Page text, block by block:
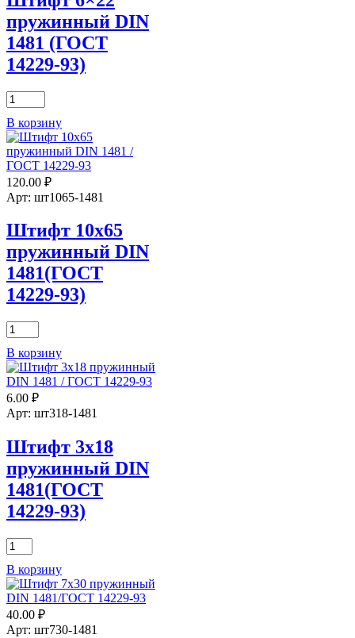
пружинный DIN
1481 (ГОСТ
14229-93)
Количество
товара
Штифт
6x22
пружинный
DIN
1481
(ГОСТ
93)
В корзину
120.00 ₽
Арт: шт1065-1481
Штифт 10х65
пружинный DIN
1481(ГОСТ
14229-93)
Количество
товара
Штифт
10х65
пружинный
DIN
1481(ГОСТ
93)
В корзину
6.00 ₽
Арт: шт318-1481
Штифт 3х18
пружинный DIN
1481(ГОСТ
14229-93)
Количество
товара
Штифт
3х18
пружинный
DIN
1481(ГОСТ
В корзину
40.00 ₽
Арт: шт730-1481